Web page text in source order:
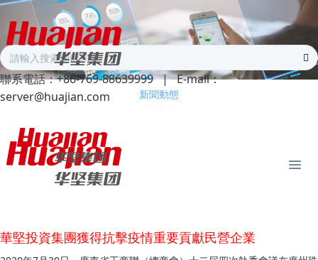
聯系電話：+86-769-88639999|E-mail：
server@huajian.com
新聞動態
精彩視頻
華堅投資集團獲得抗擊疫情重要貢獻民營企業